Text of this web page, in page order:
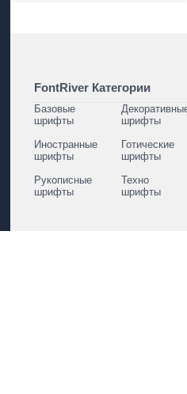
FontRiver Категории
Базовые
шрифты
шрифты
Иностранные
шрифты
Готические
шрифты
Рукописные
шрифты
Техно
шрифты